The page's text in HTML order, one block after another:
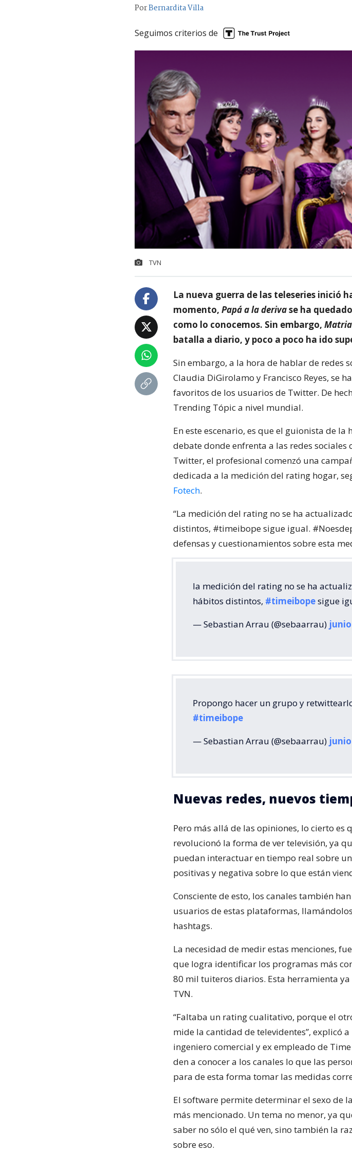
PorBernardita Villa
Seguimos criterios de
TVN
La nueva guerra de las teleseries inició
momento, Papá a la derivase ha
como lo conocemos. Sin embargo,
batalla a diario, y poco a poco ha ido
Sin embargo, a la hora de hablar de redes
Claudia DiGirolamo y Francisco Reyes, se
favoritos de los usuarios de Twitter. De
Trending Tópic a nivel mundial.
En este escenario, es que el guionista de
debate donde enfrenta a las redes sociales
Twitter, el profesional comenzó una
dedicada a la medición del rating hogar,
Fotech.
“La medición del rating no se ha
distintos, #timeibope sigue igual.
defensas y cuestionamientos sobre esta
la medición del rating no se ha
hábitos distintos, #timeibopesigue
— Sebastian Arrau (@sebaarrau) junio
Propongo hacer un grupo y
#timeibope
— Sebastian Arrau (@sebaarrau) junio
Nuevas redes, nuevos
Pero más allá de las opiniones, lo cierto es
revolucionó la forma de ver televisión, ya
puedan interactuar en tiempo real sobre
positivas y negativa sobre lo que están
Consciente de esto, los canales también
usuarios de estas plataformas,
hashtags.
La necesidad de medir estas menciones,
que logra identificar los programas más
80 mil tuiteros diarios. Esta herramienta
TVN.
“Faltaba un rating cualitativo, porque el
mide la cantidad de televidentes”, explicó a
ingeniero comercial y ex empleado de
den a conocer a los canales lo que las
para de esta forma tomar las medidas
El software permite determinar el sexo de
más mencionado. Un tema no menor, ya
saber no sólo el qué ven, sino también la
sobre eso.